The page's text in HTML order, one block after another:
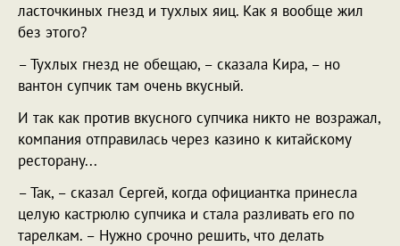
ласточкиных гнезд и тухлых яиц. Как я вообще жил
без этого?
– Тухлых гнезд не обещаю, – сказала Кира, – но
вантон супчик там очень вкусный.
И так как против вкусного супчика никто не возражал,
компания отправилась через казино к китайскому
ресторану...
– Так, – сказал Сергей, когда официантка принесла
целую кастрюлю супчика и стала разливать его по
тарелкам. – Нужно срочно решить, что делать